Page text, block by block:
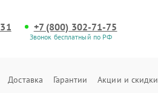
+7 (800) 302-71-75
Звонок бесплатный по РФ
Доставка Гарантии Акции и скидки